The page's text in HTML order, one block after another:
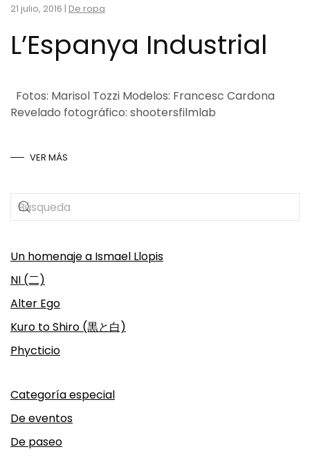
21 julio, 2016 | De ropa
L’Espanya Industrial
Fotos: Marisol Tozzi Modelos: Francesc Cardona
Revelado fotográfico: shootersfilmlab
VER MÁS
Un homenaje a Ismael Llopis
NI (二)
Alter Ego
Kuro to Shiro (黒と白)
Phycticio
Categoría especial
De eventos
De paseo